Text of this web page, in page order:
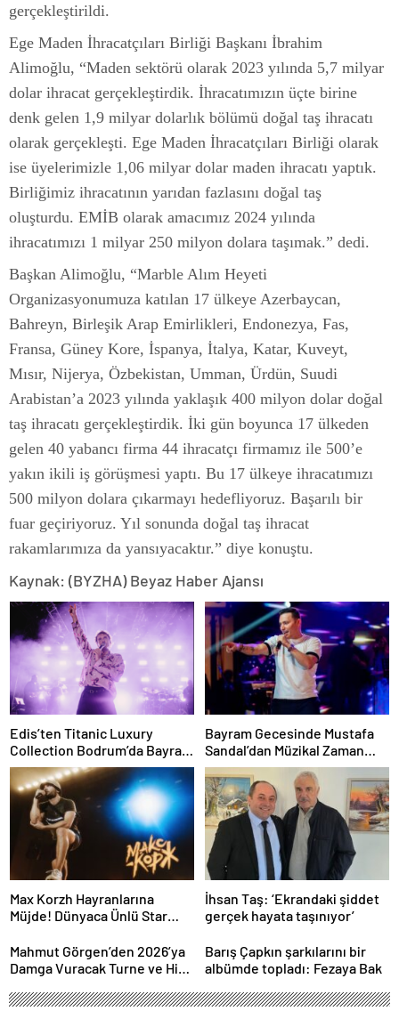
gerçekleştirildi.
Ege Maden İhracatçıları Birliği Başkanı İbrahim
Alimoğlu, “Maden sektörü olarak 2023 yılında 5,7 milyar
dolar ihracat gerçekleştirdik. İhracatımızın üçte birine
denk gelen 1,9 milyar dolarlık bölümü doğal taş ihracatı
olarak gerçekleşti. Ege Maden İhracatçıları Birliği olarak
ise üyelerimizle 1,06 milyar dolar maden ihracatı yaptık.
Birliğimiz ihracatının yarıdan fazlasını doğal taş
oluşturdu. EMİB olarak amacımız 2024 yılında
ihracatımızı 1 milyar 250 milyon dolara taşımak.” dedi.
Başkan Alimoğlu, “Marble Alım Heyeti
Organizasyonumuza katılan 17 ülkeye Azerbaycan,
Bahreyn, Birleşik Arap Emirlikleri, Endonezya, Fas,
Fransa, Güney Kore, İspanya, İtalya, Katar, Kuveyt,
Mısır, Nijerya, Özbekistan, Umman, Ürdün, Suudi
Arabistan’a 2023 yılında yaklaşık 400 milyon dolar doğal
taş ihracatı gerçekleştirdik. İki gün boyunca 17 ülkeden
gelen 40 yabancı firma 44 ihracatçı firmamız ile 500’e
yakın ikili iş görüşmesi yaptı. Bu 17 ülkeye ihracatımızı
500 milyon dolara çıkarmayı hedefliyoruz. Başarılı bir
fuar geçiriyoruz. Yıl sonunda doğal taş ihracat
rakamlarımıza da yansıyacaktır.” diye konuştu.
Kaynak: (BYZHA) Beyaz Haber Ajansı
Edis’ten Titanic Luxury
Collection Bodrum’da Bayram
Gecesine Damga Vuran
Performans
Bayram Gecesinde Mustafa
Sandal’dan Müzikal Zaman
Yolculuğu
Max Korzh Hayranlarına
Müjde! Dünyaca Ünlü Star
Performansla Hayranlarıyla
Buluşuyor
İhsan Taş: ‘Ekrandaki şiddet
gerçek hayata taşınıyor’
Mahmut Görgen’den 2026’ya
Damga Vuracak Turne ve Hit
Barış Çapkın şarkılarını bir
albümde topladı: Fezaya Bak